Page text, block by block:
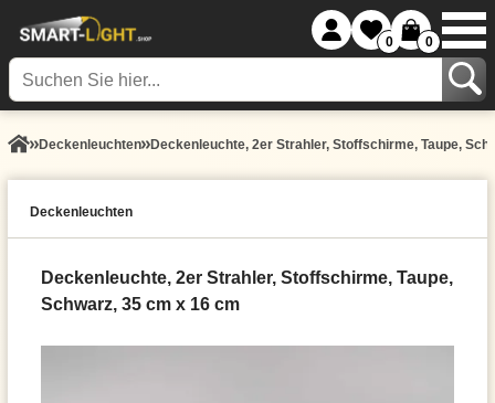
0 0
Decken­leuchten Deckenleuchte, 2er Strahler, Stoffschirme, Taupe,
Decken­leuchten
Deckenleuchte, 2er Strahler, Stoffschirme, Taupe,
Schwarz, 35 cm x 16 cm